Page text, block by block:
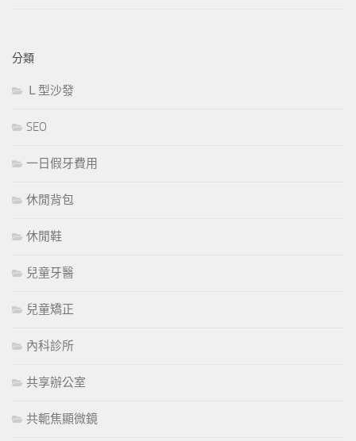
分類
Ｌ型沙發
SEO
一日假牙費用
休閒背包
休閒鞋
兒童牙醫
兒童矯正
內科診所
共享辦公室
共軛焦顯微鏡